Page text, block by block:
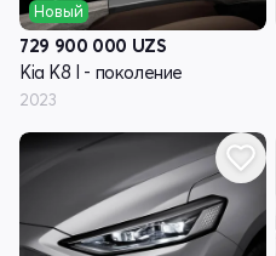
Новый
729 900 000 UZS
Kia K8 I - поколение
2023